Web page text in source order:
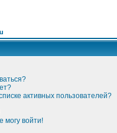
активных пользователей?
могу войти!